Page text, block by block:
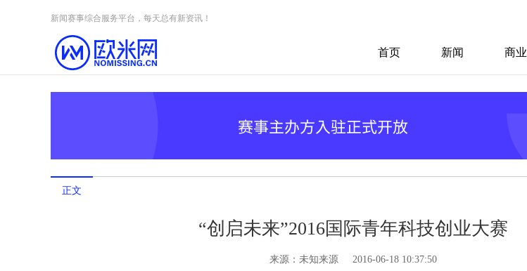
新闻赛事综合服务平台，每天总有新资讯！
首页 新闻 商业
正文
“创启未来”2016国际青年科技创业大赛
来源： 未知来源 2016-06-18 10:37:50